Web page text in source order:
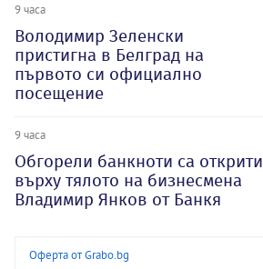
9 часа
Володимир Зеленски
пристигна в Белград на
първото си официално
посещение
9 часа
Обгорели банкноти са открити
върху тялото на бизнесмена
Владимир Янков от Банкя
Оферта от Grabo.bg